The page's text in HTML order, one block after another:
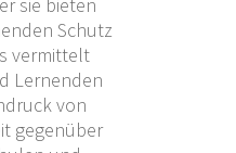
Schutz
vermittelt
Lernenden
von
gegenüber